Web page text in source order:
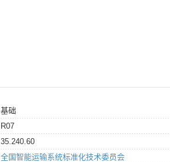
基础
R07
35.240.60
全国智能运输系统标准化技术委员会